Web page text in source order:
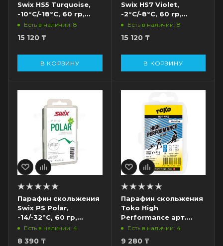
Swix HS5 Turquoise,
-10°С/-18°С, 60 гр,
голубой
Есть в наличии: 8
15 120 ₸
В КОРЗИНУ
Swix HS7 Violet,
-2°С/-8°С, 60 гр,
фиолетовый
Есть в наличии: 8
15 120₸
В КОРЗИНУ
Парафин скольжения
Swix PS Polar,
-14/-32°C, 60 гр,
белый
Есть в наличии: 4
8 390 ₸
Парафин скольжения
Toko High
Performance арт.
5501017, -10/-30°C, 40
Есть в наличии: 4
9 280₸